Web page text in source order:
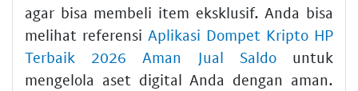
agar bisa membeli item eksklusif. Anda bisa
melihat referensi Aplikasi Dompet Kripto HP
Terbaik 2026 Aman Jual Saldountuk
mengelola aset digital Anda dengan aman.